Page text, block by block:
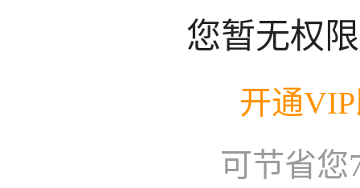
您暂无权
开通
可节省您